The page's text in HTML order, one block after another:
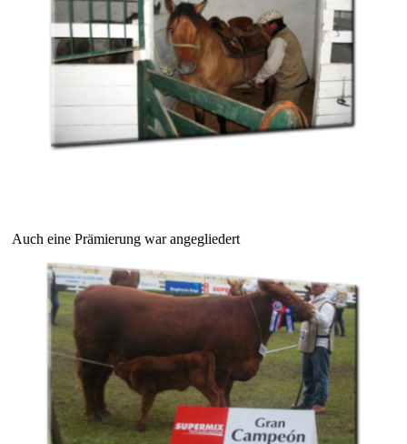
Auch eine Prämierung war angegliedert